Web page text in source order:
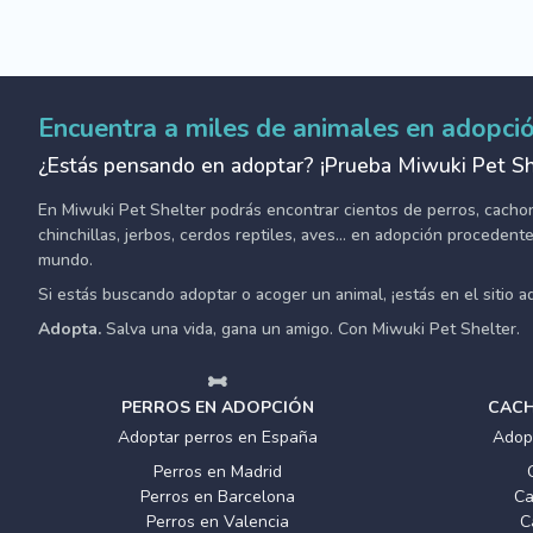
Encuentra a miles de animales en
¿Estás pensando en adoptar? ¡Prueba Miwuki Pet
En Miwuki Pet Shelter podrás encontrar cientos de perros,
chinchillas, jerbos, cerdos reptiles, aves... en adopción
mundo.
Si estás buscando adoptar o acoger un animal, ¡estás en el sitio
Adopta. Salva una vida, gana un amigo. Con Miwuki Pet Shelter.
PERROS EN ADOPCIÓN
Adoptar perros en España
Perros en Madrid
Perros en Barcelona
Perros en Valencia